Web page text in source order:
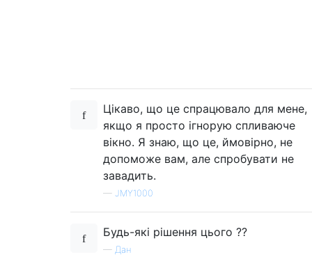
Цікаво, що це спрацювало для мене,
якщо я просто ігнорую спливаюче
вікно. Я знаю, що це, ймовірно, не
допоможе вам, але спробувати не
завадить.
— JMY1000
Будь-які рішення цього ??
— Дан